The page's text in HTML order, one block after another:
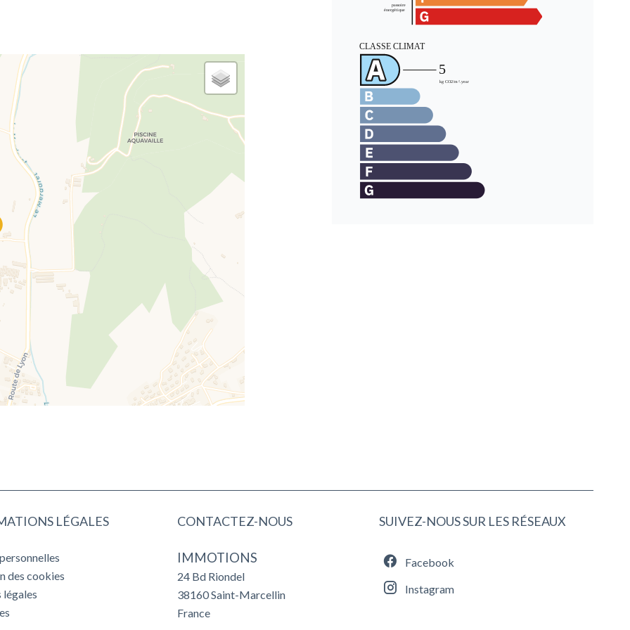
LÉGALES
des cookies
CONTACTEZ-NOUS
IMMOTIONS
24 Bd Riondel
38160Saint-Marcellin
France
SUIVEZ-NOUS SUR LES RÉSEAUX
Facebook
Instagram